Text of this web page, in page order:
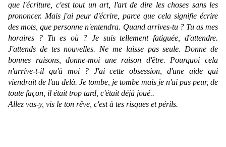
que l'écriture, c'est tout un art, l'art de dire les choses sans les
prononcer. Mais j'ai peur d'écrire, parce que cela signifie écrire
des mots, que personne n'entendra. Quand arrives-tu ? Tu as mes
horaires ? Tu es où ? Je suis tellement fatiguée, d'attendre.
J'attends de tes nouvelles. Ne me laisse pas seule. Donne de
bonnes raisons, donne-moi une raison d'être. Pourquoi cela
n'arrive-t-il qu'à moi ? J'ai cette obsession, d'une aide qui
viendrait de l'au delà. Je tombe, je tombe mais je n'ai pas peur, de
toute façon, il était trop tard, c'était déjà joué..
Allez vas-y, vis le ton rêve, c'est à tes risques et périls.